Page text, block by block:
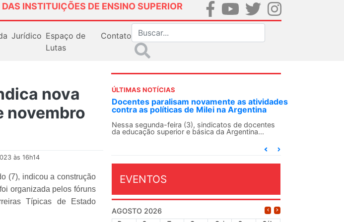
INSTITUIÇÕES DE ENSINO SUPERIOR
Jurídico Espaço de
Lutas
Contato
nova
novembro
às 16h14
(7), indicou a construção
organizada pelos fóruns
Típicas de Estado
ÚLTIMAS NOTÍCIAS
ANDES-SN convoca docentes para Dia de
Solidariedade Internacionalista com Cuba em
13 de agosto
O ANDES-SN conclama suas seções sindicais e o
EVENTOS